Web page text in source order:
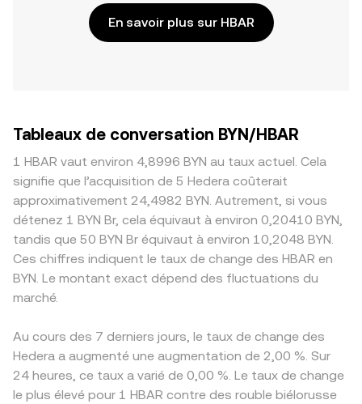
En savoir plus sur HBAR
Tableaux de conversation BYN/HBAR
1 HBAR vaut environ 4,8996 BYN au taux actuel. Cela
signifie que l’acquisition de 5 Hedera coûterait
approximativement 24,4982 BYN. Autrement, si vous
détenez 1 BYN Br, cela équivaut à environ 0,20410 BYN,
tandis que 50 BYN Br équivaut à environ 10,2048 BYN.
Ces chiffres indiquent le taux de change des HBAR en
BYN. Le montant exact dépend des fluctuations du
marché.
Au cours des 7 derniers jours, le taux de change des
Hedera a augmenté une augmentation de 2,00 %. Sur
24 heures, ce taux a varié de 0,00 %. Le taux de change
le plus élevé pour 1 HBAR contre des rouble biélorusse